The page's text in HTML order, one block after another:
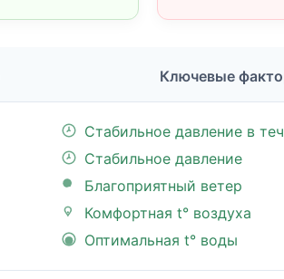
Ключевые
Стабильное давление в
Стабильное давление
Благоприятный ветер
Комфортная t° воздуха
Оптимальная t° воды